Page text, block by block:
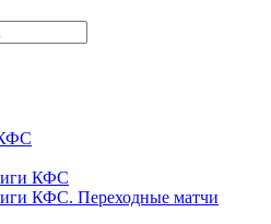
КФС
КФС. Переходные матчи